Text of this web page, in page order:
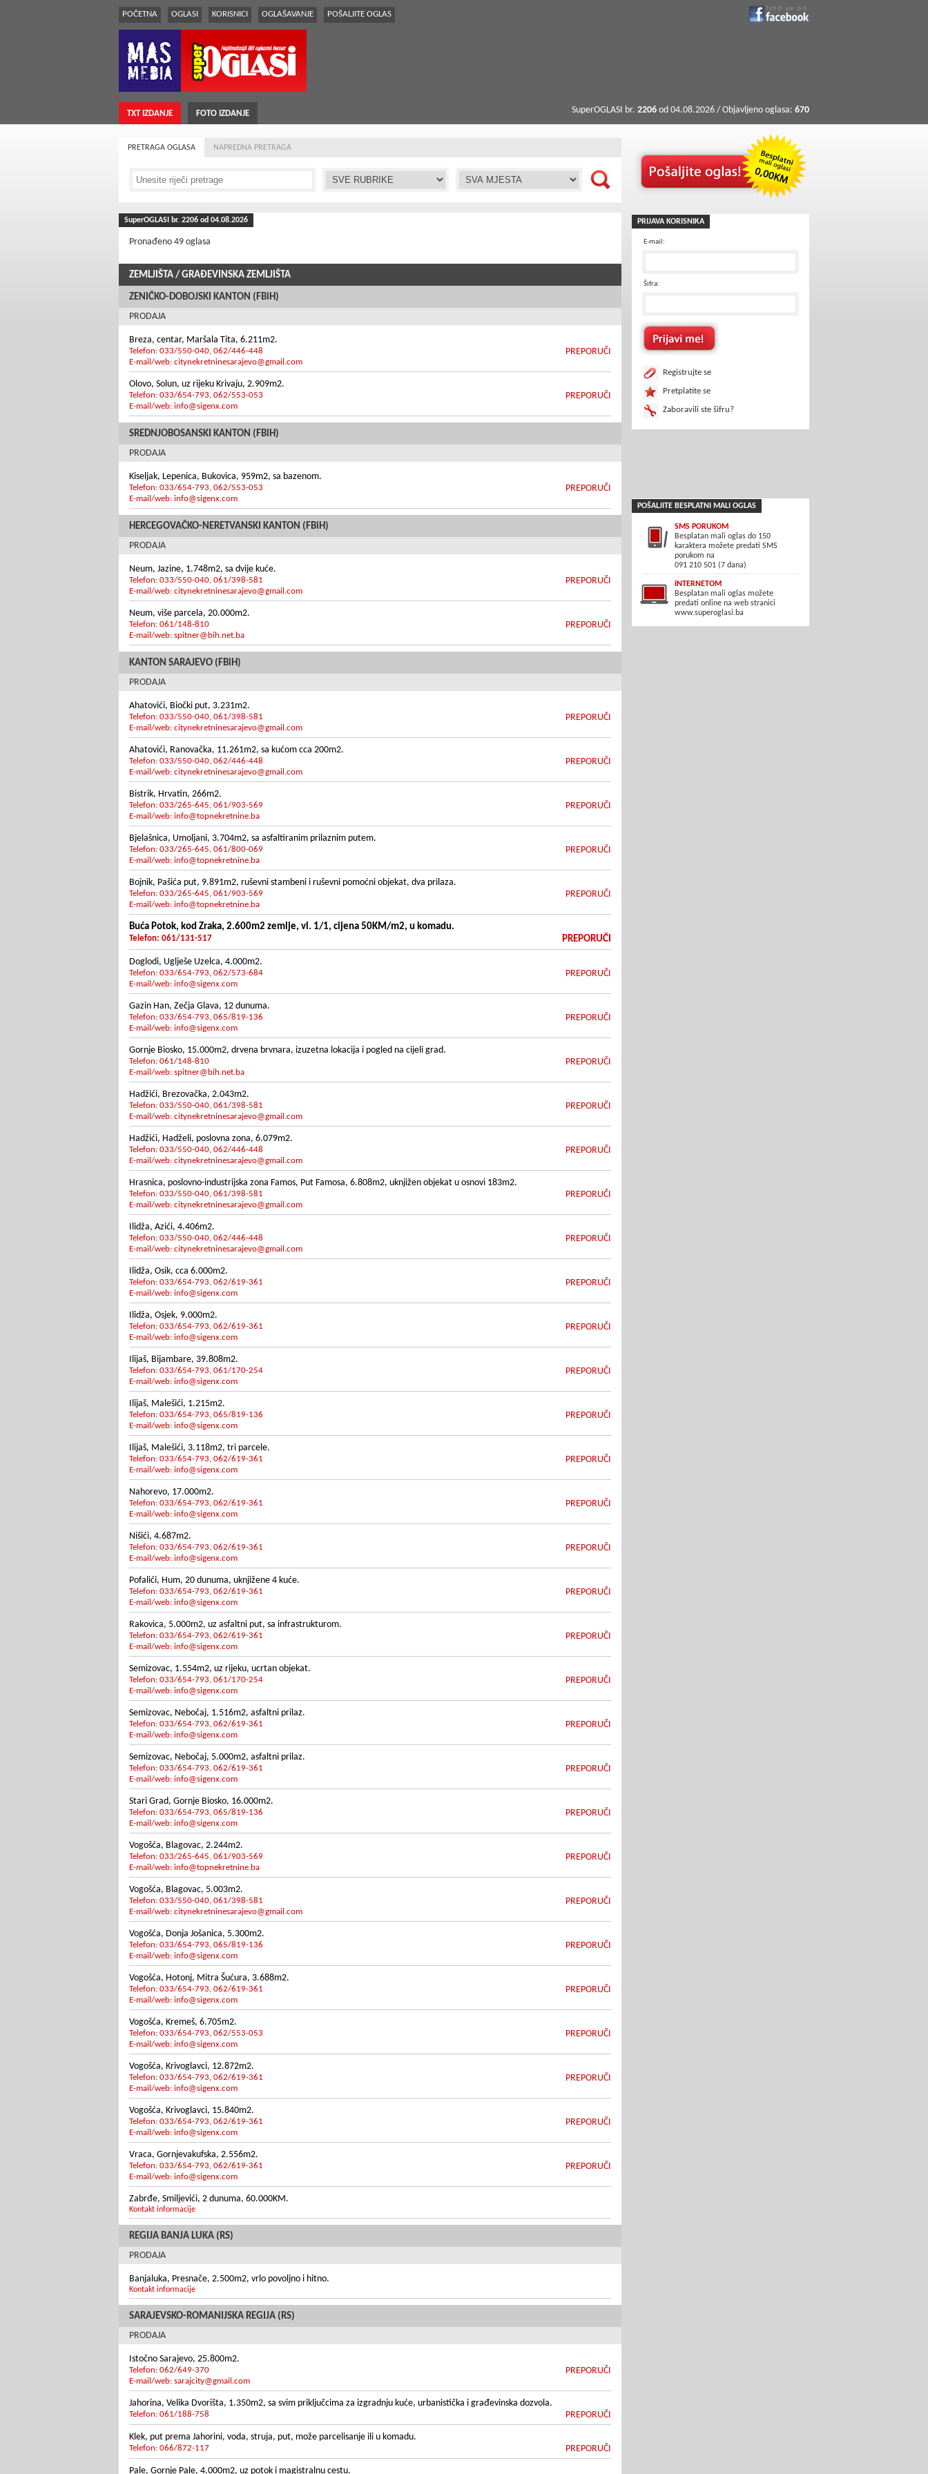
POČETNA OGLASI KORISNICI OGLAŠAVANJE POŠALJITE OGLAS
TXT IZDANJE FOTO IZDANJE SuperOGLASI br. 2206 od 04.08.2026 / Objavljeno oglasa: 670
PRETRAGA OGLASA NAPREDNA PRETRAGA
SuperOGLASI br. 2206 od 04.08.2026
Pronađeno 49 oglasa
ZEMLJIŠTA / GRAÐEVINSKA ZEMLJIŠTA
ZENIČKO-DOBOJSKI KANTON (FBiH)
PRODAJA
Breza, centar, Maršala Tita, 6.211m2.
Telefon: 033/550-040, 062/446-448
E-mail/web: citynekretninesarajevo@gmail.com
PREPORUČI
Olovo, Solun, uz rijeku Krivaju, 2.909m2.
Telefon: 033/654-793, 062/553-053
E-mail/web: info@sigenx.com
PREPORUČI
SREDNJOBOSANSKI KANTON (FBiH)
PRODAJA
Kiseljak, Lepenica, Bukovica, 959m2, sa bazenom.
Telefon: 033/654-793, 062/553-053
E-mail/web: info@sigenx.com
PREPORUČI
HERCEGOVAČKO-NERETVANSKI KANTON (FBiH)
PRODAJA
Neum, Jazine, 1.748m2, sa dvije kuće.
Telefon: 033/550-040, 061/398-581
E-mail/web: citynekretninesarajevo@gmail.com
PREPORUČI
Neum, više parcela, 20.000m2.
Telefon: 061/148-810
E-mail/web: spitner@bih.net.ba
PREPORUČI
KANTON SARAJEVO (FBiH)
PRODAJA
Ahatovići, Biočki put, 3.231m2.
Telefon: 033/550-040, 061/398-581
E-mail/web: citynekretninesarajevo@gmail.com
PREPORUČI
Ahatovići, Ranovačka, 11.261m2, sa kućom cca 200m2.
Telefon: 033/550-040, 062/446-448
E-mail/web: citynekretninesarajevo@gmail.com
PREPORUČI
Bistrik, Hrvatin, 266m2.
Telefon: 033/265-645, 061/903-569
E-mail/web: info@topnekretnine.ba
PREPORUČI
Bjelašnica, Umoljani, 3.704m2, sa asfaltiranim prilaznim putem.
Telefon: 033/265-645, 061/800-069
E-mail/web: info@topnekretnine.ba
PREPORUČI
Bojnik, Pašića put, 9.891m2, ruševni stambeni i ruševni pomoćni objekat, dva prilaza.
Telefon: 033/265-645, 061/903-569
E-mail/web: info@topnekretnine.ba
PREPORUČI
Buća Potok, kod Zraka, 2.600m2 zemlje, vl. 1/1, cijena 50KM/m2, u komadu.
Telefon: 061/131-517 PREPORUČI
Doglodi, Uglješe Uzelca, 4.000m2.
Telefon: 033/654-793, 062/573-684
E-mail/web: info@sigenx.com
PREPORUČI
Gazin Han, Zečja Glava, 12 dunuma.
Telefon: 033/654-793, 065/819-136
E-mail/web: info@sigenx.com
PREPORUČI
Gornje Biosko, 15.000m2, drvena brvnara, izuzetna lokacija i pogled na cijeli grad.
Telefon: 061/148-810
E-mail/web: spitner@bih.net.ba
PREPORUČI
Hadžići, Brezovačka, 2.043m2.
Telefon: 033/550-040, 061/398-581
E-mail/web: citynekretninesarajevo@gmail.com
PREPORUČI
Hadžići, Hadželi, poslovna zona, 6.079m2.
Telefon: 033/550-040, 062/446-448
E-mail/web: citynekretninesarajevo@gmail.com
PREPORUČI
Hrasnica, poslovno-industrijska zona Famos, Put Famosa, 6.808m2, uknjižen objekat u osnovi 183m2.
Telefon: 033/550-040, 061/398-581
E-mail/web: citynekretninesarajevo@gmail.com
PREPORUČI
Ilidža, Azići, 4.406m2.
Telefon: 033/550-040, 062/446-448
E-mail/web: citynekretninesarajevo@gmail.com
PREPORUČI
Ilidža, Osik, cca 6.000m2.
Telefon: 033/654-793, 062/619-361
E-mail/web: info@sigenx.com
PREPORUČI
Ilidža, Osjek, 9.000m2.
Telefon: 033/654-793, 062/619-361
E-mail/web: info@sigenx.com
PREPORUČI
Ilijaš, Bijambare, 39.808m2.
Telefon: 033/654-793, 061/170-254
E-mail/web: info@sigenx.com
PREPORUČI
Ilijaš, Malešići, 1.215m2.
Telefon: 033/654-793, 065/819-136
E-mail/web: info@sigenx.com
PREPORUČI
Ilijaš, Malešići, 3.118m2, tri parcele.
Telefon: 033/654-793, 062/619-361
E-mail/web: info@sigenx.com
PREPORUČI
Nahorevo, 17.000m2.
Telefon: 033/654-793, 062/619-361
E-mail/web: info@sigenx.com
PREPORUČI
Nišići, 4.687m2.
Telefon: 033/654-793, 062/619-361
E-mail/web: info@sigenx.com
PREPORUČI
Pofalići, Hum, 20 dunuma, uknjižene 4 kuće.
Telefon: 033/654-793, 062/619-361
E-mail/web: info@sigenx.com
PREPORUČI
Rakovica, 5.000m2, uz asfaltni put, sa infrastrukturom.
Telefon: 033/654-793, 062/619-361
E-mail/web: info@sigenx.com
PREPORUČI
Semizovac, 1.554m2, uz rijeku, ucrtan objekat.
Telefon: 033/654-793, 061/170-254
E-mail/web: info@sigenx.com
PREPORUČI
Semizovac, Nebočaj, 1.516m2, asfaltni prilaz.
Telefon: 033/654-793, 062/619-361
E-mail/web: info@sigenx.com
PREPORUČI
Semizovac, Nebočaj, 5.000m2, asfaltni prilaz.
Telefon: 033/654-793, 062/619-361
E-mail/web: info@sigenx.com
PREPORUČI
Stari Grad, Gornje Biosko, 16.000m2.
Telefon: 033/654-793, 065/819-136
E-mail/web: info@sigenx.com
PREPORUČI
Vogošća, Blagovac, 2.244m2.
Telefon: 033/265-645, 061/903-569
E-mail/web: info@topnekretnine.ba
PREPORUČI
Vogošća, Blagovac, 5.003m2.
Telefon: 033/550-040, 061/398-581
E-mail/web: citynekretninesarajevo@gmail.com
PREPORUČI
Vogošća, Donja Jošanica, 5.300m2.
Telefon: 033/654-793, 065/819-136
E-mail/web: info@sigenx.com
PREPORUČI
Vogošća, Hotonj, Mitra Šućura, 3.688m2.
Telefon: 033/654-793, 062/619-361
E-mail/web: info@sigenx.com
PREPORUČI
Vogošća, Kremeš, 6.705m2.
Telefon: 033/654-793, 062/553-053
E-mail/web: info@sigenx.com
PREPORUČI
Vogošća, Krivoglavci, 12.872m2.
Telefon: 033/654-793, 062/619-361
E-mail/web: info@sigenx.com
PREPORUČI
Vogošća, Krivoglavci, 15.840m2.
Telefon: 033/654-793, 062/619-361
E-mail/web: info@sigenx.com
PREPORUČI
Vraca, Gornjevakufska, 2.556m2.
Telefon: 033/654-793, 062/619-361
E-mail/web: info@sigenx.com
PREPORUČI
Zabrđe, Smiljevići, 2 dunuma, 60.000KM.
Kontakt informacije
REGIJA BANJA LUKA (RS)
PRODAJA
Banjaluka, Presnače, 2.500m2, vrlo povoljno i hitno.
Kontakt informacije
SARAJEVSKO-ROMANIJSKA REGIJA (RS)
PRODAJA
Istočno Sarajevo, 25.800m2.
Telefon: 062/649-370
E-mail/web: sarajcity@gmail.com
PREPORUČI
Jahorina, Velika Dvorišta, 1.350m2, sa svim priključcima za izgradnju kuće, urbanistička i građevinska dozvola.
Telefon: 061/188-758 PREPORUČI
Klek, put prema Jahorini, voda, struja, put, može parcelisanje ili u komadu.
Telefon: 066/872-117 PREPORUČI
Pale, Gornje Pale, 4.000m2, uz potok i magistralnu cestu.
PRIJAVA KORISNIKA
E-mail:
Šifra:
Registrujte se
Pretplatite se
Zaboravili ste šifru?
POŠALJITE BESPLATNI MALI OGLAS
SMS PORUKOM
Besplatan mali oglas do 150
karaktera možete predati SMS
porukom na
091 210 501 (7 dana)
INTERNETOM
Besplatan mali oglas možete
predati online na web stranici
www.superoglasi.ba